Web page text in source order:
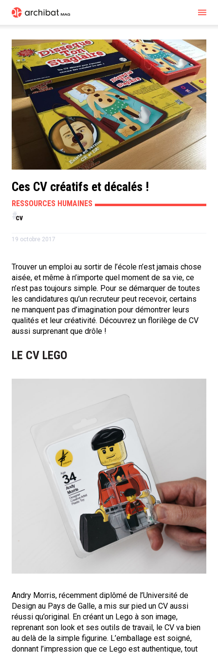
Ces CV créatifs et décalés !
RESSOURCES HUMAINES
cv
19 octobre 2017
Trouver un emploi au sortir de l’école n’est jamais chose
aisée, et même à n’importe quel moment de sa vie, ce
n’est pas toujours simple. Pour se démarquer de toutes
les candidatures qu’un recruteur peut recevoir, certains
ne manquent pas d’imagination pour démontrer leurs
qualités et leur créativité. Découvrez un florilège de CV
aussi surprenant que drôle !
LE CV LEGO
Andry Morris, récemment diplômé de l’Université de
Design au Pays de Galle, a mis sur pied un CV aussi
réussi qu’original. En créant un Lego à son image,
reprenant son look et ses outils de travail, le CV va bien
au delà de la simple figurine. L’emballage est soigné,
donnant l’impression que ce Lego est authentique, tout